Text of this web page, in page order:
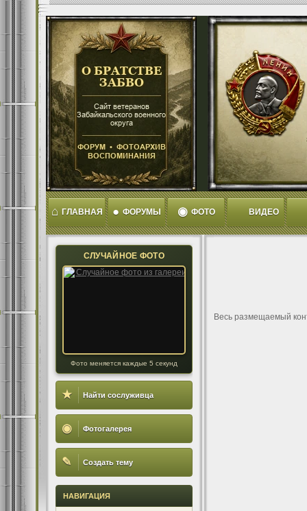
⌂ ГЛАВНАЯ ● ФОРУМЫ ◉ ФОТО ВИДЕО
СЛУЧАЙНОЕ ФОТО
Фото меняется каждые 5 секунд
★ Найти сослуживца
◉ Фотогалерея
✎ Создать тему
НАВИГАЦИЯ
Весь размещаемый